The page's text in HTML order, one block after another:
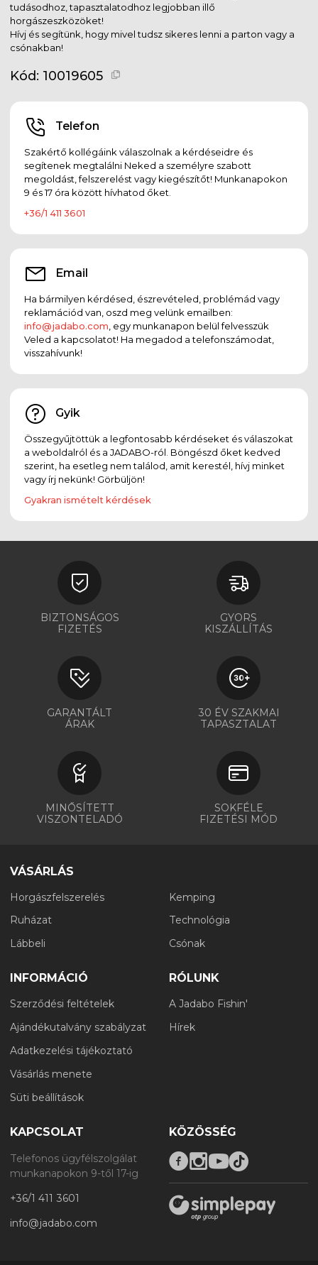
tudásodhoz, tapasztalatodhoz legjobban illő
horgászeszközöket!
Hívj és segítünk, hogy mivel tudsz sikeres lenni a parton vagy a
csónakban!
Kód: 10019605
Telefon
Szakértő kollégáink válaszolnak a kérdéseidre és
segítenek megtalálni Neked a személyre szabott
megoldást, felszerelést vagy kiegészítőt! Munkanapokon
9 és 17 óra között hívhatod őket.
+36/1 411 3601
Email
Ha bármilyen kérdésed, észrevételed, problémád vagy
reklamációd van, oszd meg velünk emailben:
info@jadabo.com , egy munkanapon belül felvesszük
Veled a kapcsolatot! Ha megadod a telefonszámodat,
visszahívunk!
Gyik
Összegyűjtöttük a legfontosabb kérdéseket és válaszokat
a weboldalról és a JADABO-ról. Böngészd őket kedved
szerint, ha esetleg nem találod, amit kerestél, hívj minket
vagy írj nekünk! Görbüljön!
Gyakran ismételt kérdések
BIZTONSÁGOS
FIZETÉS
GYORS
KISZÁLLÍTÁS
GARANTÁLT
ÁRAK
30 ÉV SZAKMAI
TAPASZTALAT
MINŐSÍTETT
VISZONTELADÓ
SOKFÉLE
FIZETÉSI MÓD
VÁSÁRLÁS
Horgászfelszerelés
Ruházat
Lábbeli
Kemping
Technológia
Csónak
INFORMÁCIÓ
Szerződési feltételek
Ajándékutalvány szabályzat
Adatkezelési tájékoztató
Vásárlás menete
Süti beállítások
RÓLUNK
A Jadabo Fishin'
Hírek
KAPCSOLAT
Telefonos ügyfélszolgálat
munkanapokon 9-től 17-ig
+36/1 411 3601
info@jadabo.com
KÖZÖSSÉG